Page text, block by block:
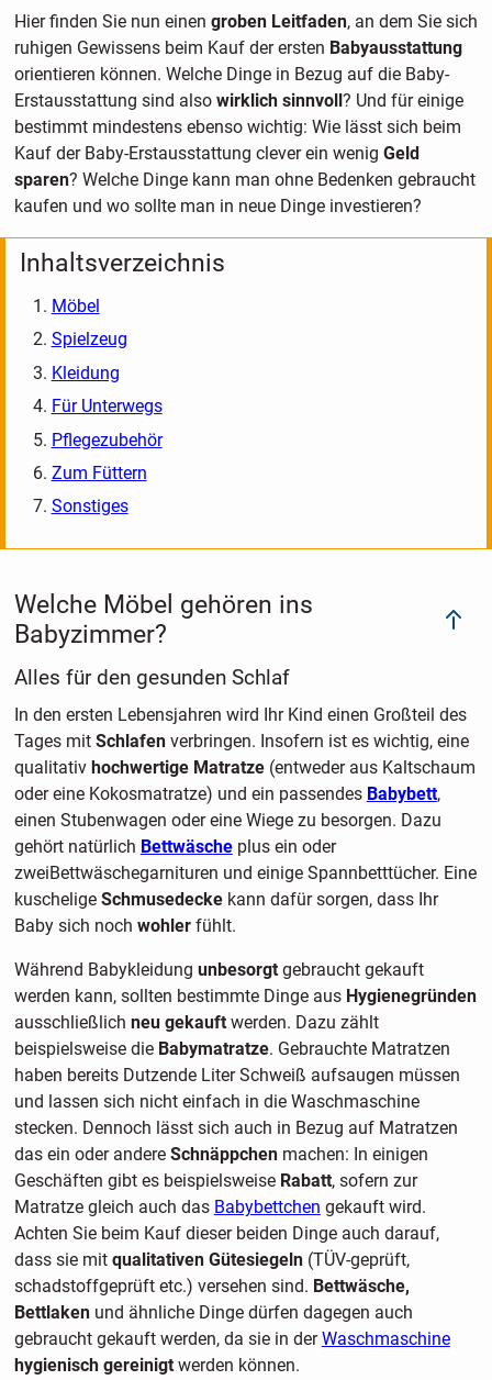
Hier finden Sie nun einen groben Leitfaden, an dem Sie sich
ruhigen Gewissens beim Kauf der ersten Babyausstattung
orientieren können. Welche Dinge in Bezug auf die Baby-
Erstausstattung sind also wirklich sinnvoll? Und für einige
bestimmt mindestens ebenso wichtig: Wie lässt sich beim
Kauf der Baby-Erstausstattung clever ein wenig Geld
sparen? Welche Dinge kann man ohne Bedenken gebraucht
kaufen und wo sollte man in neue Dinge investieren?
Inhaltsverzeichnis
Möbel
Spielzeug
Kleidung
Für Unterwegs
Pflegezubehör
Zum Füttern
Sonstiges
Welche Möbel gehören ins
Babyzimmer?
Alles für den gesunden Schlaf
In den ersten Lebensjahren wird Ihr Kind einen Großteil des
Tages mit Schlafenverbringen. Insofern ist es wichtig, eine
qualitativ hochwertige Matratze(entweder aus Kaltschaum
oder eine Kokosmatratze) und ein passendes Babybett,
einen Stubenwagen oder eine Wiege zu besorgen. Dazu
gehört natürlich Bettwäscheplus ein oder
zweiBettwäschegarnituren und einige Spannbetttücher. Eine
kuschelige Schmusedeckekann dafür sorgen, dass Ihr
Baby sich noch wohlerfühlt.
Während Babykleidung unbesorgtgebraucht gekauft
werden kann, sollten bestimmte Dinge aus Hygienegründen
ausschließlich neu gekauftwerden. Dazu zählt
beispielsweise die Babymatratze. Gebrauchte Matratzen
haben bereits Dutzende Liter Schweiß aufsaugen müssen
und lassen sich nicht einfach in die Waschmaschine
stecken. Dennoch lässt sich auch in Bezug auf Matratzen
das ein oder andere Schnäppchenmachen: In einigen
Geschäften gibt es beispielsweise Rabatt, sofern zur
Matratze gleich auch das Babybettchen gekauft wird.
Achten Sie beim Kauf dieser beiden Dinge auch darauf,
dass sie mit qualitativen Gütesiegeln(TÜV-geprüft,
schadstoffgeprüft etc.) versehen sind. Bettwäsche,
Bettlakenund ähnliche Dinge dürfen dagegen auch
gebraucht gekauft werden, da sie in derWaschmaschine
hygienisch gereinigtwerden können.